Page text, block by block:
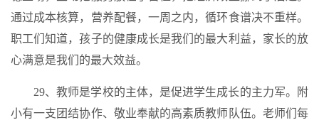
通过成本核算，营养配餐，一周之内，循环食谱决不重样。
职工们知道，孩子的健康成长是我们的最大利益，家长的放
心满意是我们的最大效益。
29、教师是学校的主体，是促进学生成长的主力军。附
小有一支团结协作、敬业奉献的高素质教师队伍。老师们每